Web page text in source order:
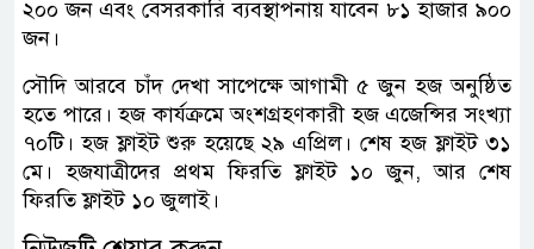
২০০ জন এবং বেসরকারি ব্যবস্থাপনায় যাবেন ৮১ হাজার ৯০০
জন।
সৌদি আরবে চাঁদ দেখা সাপেক্ষে আগামী ৫ জুন হজ অনুষ্ঠিত
হতে পারে। হজ কার্যক্রমে অংশগ্রহণকারী হজ এজেন্সির সংখ্যা
৭০টি। হজ ফ্লাইট শুরু হয়েছে ২৯ এপ্রিল। শেষ হজ ফ্লাইট ৩১
মে। হজযাত্রীদের প্রথম ফিরতি ফ্লাইট ১০ জুন, আর শেষ
ফিরতি ফ্লাইট ১০ জুলাই।